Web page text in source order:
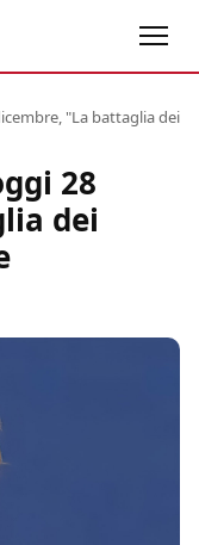
"La battaglia dei
28
dei